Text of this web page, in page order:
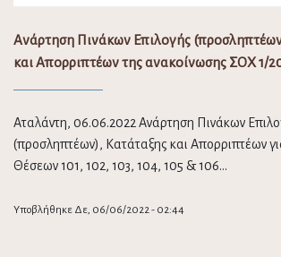
Ανάρτηση Πινάκων Επιλογής
και Απορριπτέων της ανακοίνωσης ΣΟΧ 1/
Αταλάντη, 06.06.2022 Ανάρτηση Πινάκων
(προσληπτέων), Κατάταξης και Απορριπτέων
Θέσεων 101, 102, 103, 104, 105 & 106…
Υποβλήθηκε Δε, 06/06/2022 - 02:44